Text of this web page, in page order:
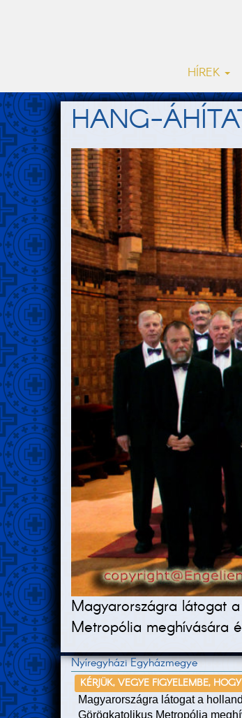
HÍREK
HANG-
Magyarországra látogat
Metropólia meghívására
Nyíregyházi Egyházmegye
KÉRJÜK, VEGYE FIGYELEMBE,
Magyarországra látogat a
Görögkatolikus Metropólia